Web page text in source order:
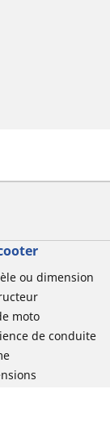
ou dimension
moto
de conduite